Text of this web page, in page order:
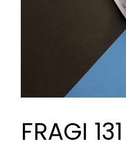
FRAGI 131